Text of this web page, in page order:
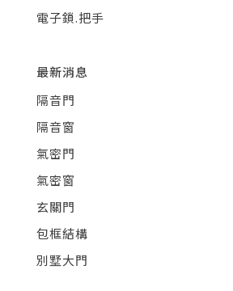
電子鎖.把手
最新消息
隔音門
隔音窗
氣密門
氣密窗
玄關門
包框結構
別墅大門